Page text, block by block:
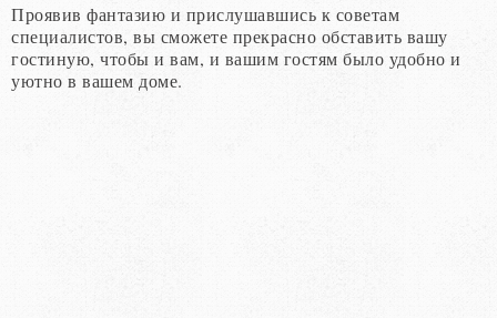
Проявив фантазию и прислушавшись к советам
специалистов, вы сможете прекрасно обставить вашу
гостиную, чтобы и вам, и вашим гостям было удобно и
уютно в вашем доме.